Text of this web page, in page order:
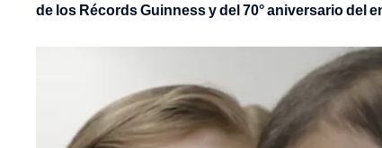
de los Récords Guinness y del 70° aniversario del